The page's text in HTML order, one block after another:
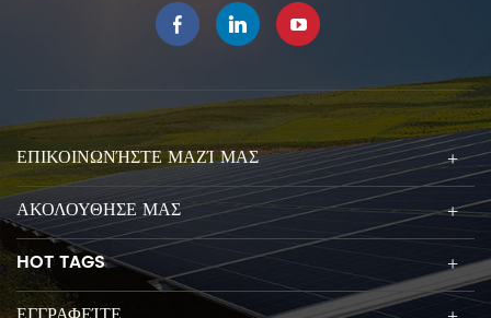
ΕΠΙΚΟΙΝΩΝΉΣΤΕ ΜΑΖΊ ΜΑΣ
ΑΚΟΛΟΥΘΗΣΕ ΜΑΣ
HOT TAGS